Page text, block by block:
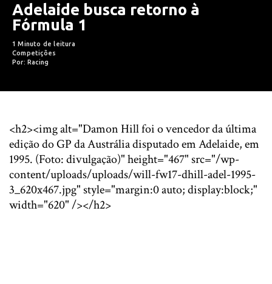
Adelaide busca retorno à
Fórmula 1
1 Minuto de leitura
Competições
Por: Racing
<h2><img alt="Damon Hill foi o vencedor da última
edição do GP da Austrália disputado em Adelaide, em
1995. (Foto: divulgação)" height="467" src="/wp-
content/uploads/uploads/will-fw17-dhill-adel-1995-
3_620x467.jpg" style="margin:0 auto; display:block;"
width="620" /></h2>